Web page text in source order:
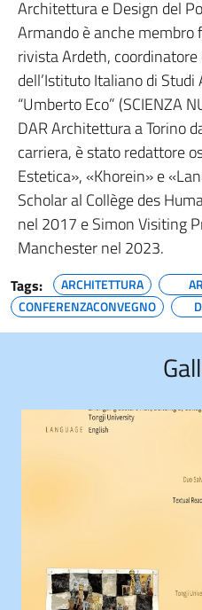
Architettura e Design del
Armando è anche
rivista Ardeth,
dell’Istituto Italiano di
“Umberto Eco” (SCIENZA
DAR Architettura a Torino
carriera, è stato redattore
Estetica», «Khorein» e
Scholar al Collège des
nel 2017 e Simon Visiting
Manchester nel 2023.
Tags: ARCHITETTURA
CONFERENZACONVEGNO